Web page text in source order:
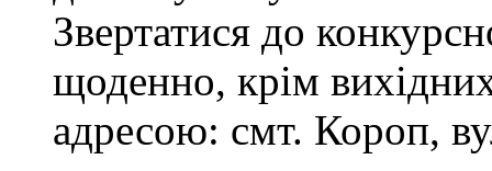
Звертатися до
щоденно, крім
адресою: смт. Короп,